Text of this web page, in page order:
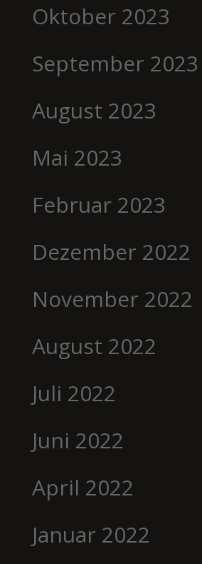
Oktober 2023
September 2023
August 2023
Mai 2023
Februar 2023
Dezember 2022
November 2022
August 2022
Juli 2022
Juni 2022
April 2022
Januar 2022